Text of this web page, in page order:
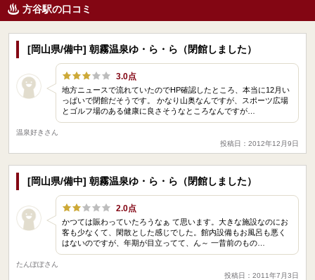
方谷駅の口コミ
[岡山県/備中] 朝霧温泉ゆ・ら・ら（閉館しました）
3.0点
地方ニュースで流れていたのでHP確認したところ、本当に12月い
っぱいで閉館だそうです。 かなり山奥なんですが、スポーツ広場
とゴルフ場のある健康に良さそうなところなんですが…
温泉好きさん
投稿日：2012年12月9日
[岡山県/備中] 朝霧温泉ゆ・ら・ら（閉館しました）
2.0点
かつては賑わっていたろうなぁ て思います。大きな施設なのにお
客も少なくて、閑散とした感じでした。館内設備もお風呂も悪く
はないのですが、年期が目立ってて、ん～ 一昔前のもの…
たんぽぽさん
投稿日：2011年7月3日